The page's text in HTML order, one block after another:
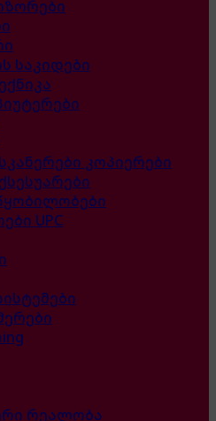
საკიდები
კოპიერები
UPC
რეალობა